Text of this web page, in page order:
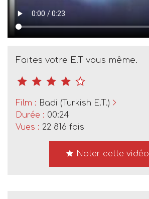
Faites votre E.T vous même.
Film : Badi (Turkish E.T.)
Durée : 00:24
Vues : 22 816 fois
Noter cette vidéo